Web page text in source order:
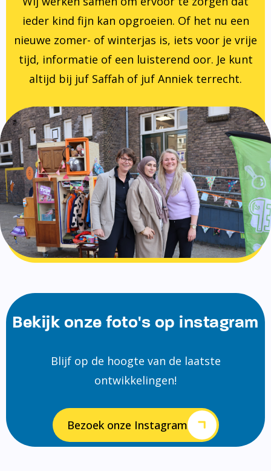
ieder kind fijn kan opgroeien. Of het nu een
nieuwe zomer- of winterjas is, iets voor je vrije
tijd, informatie of een luisterend oor. Je kunt
altijd bij juf Saffah of juf Anniek terrecht.
Bekijk onze foto's op instagram
Blijf op de hoogte van de laatste
ontwikkelingen!
Bezoek onze Instagram